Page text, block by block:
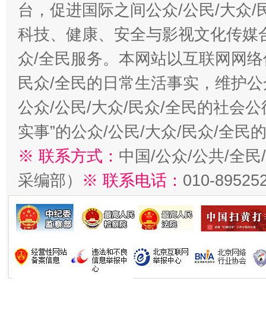
台，促进国际之间公众/公民/大众/
科技、健康、安全与影视文化传
众/全民服务。本网站以互联网网
民众/全民的日常生活事实，维护
公众/公民/大众/民众/全民的社会公
实事”的公众/公民/大众/民众/全民
※ 联系方式： 中国/公众/公共/全
采编部） ※ 联系电话： 010-